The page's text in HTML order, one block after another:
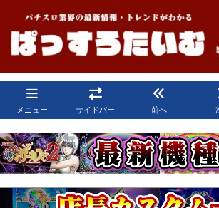
メニュー サイドバー 前へ